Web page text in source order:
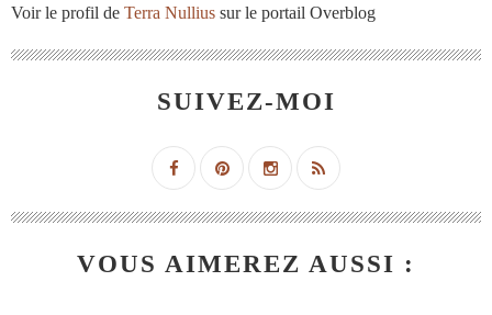
Voir le profil de Terra Nullius sur le portail Overblog
SUIVEZ-MOI
VOUS AIMEREZ AUSSI :